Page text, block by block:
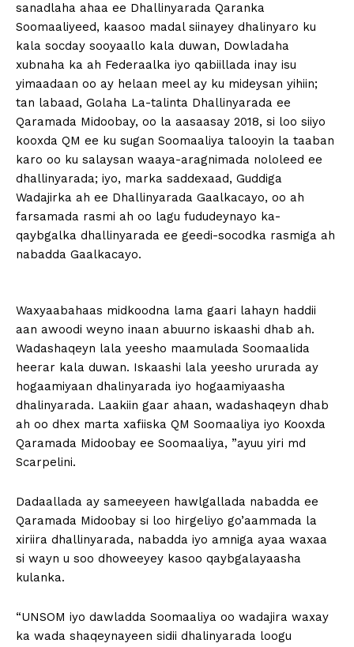
sanadlaha ahaa ee Dhallinyarada Qaranka
Soomaaliyeed, kaasoo madal siinayey dhalinyaro ku
kala socday sooyaallo kala duwan, Dowladaha
xubnaha ka ah Federaalka iyo qabiillada inay isu
yimaadaan oo ay helaan meel ay ku mideysan yihiin;
tan labaad, Golaha La-talinta Dhallinyarada ee
Qaramada Midoobay, oo la aasaasay 2018, si loo siiyo
kooxda QM ee ku sugan Soomaaliya talooyin la taaban
karo oo ku salaysan waaya-aragnimada nololeed ee
dhallinyarada; iyo, marka saddexaad, Guddiga
Wadajirka ah ee Dhallinyarada Gaalkacayo, oo ah
farsamada rasmi ah oo lagu fududeynayo ka-
qaybgalka dhallinyarada ee geedi-socodka rasmiga ah
nabadda Gaalkacayo.
Waxyaabahaas midkoodna lama gaari lahayn haddii
aan awoodi weyno inaan abuurno iskaashi dhab ah.
Wadashaqeyn lala yeesho maamulada Soomaalida
heerar kala duwan. Iskaashi lala yeesho ururada ay
hogaamiyaan dhalinyarada iyo hogaamiyaasha
dhalinyarada. Laakiin gaar ahaan, wadashaqeyn dhab
ah oo dhex marta xafiiska QM Soomaaliya iyo Kooxda
Qaramada Midoobay ee Soomaaliya, ”ayuu yiri md
Scarpelini.
Dadaallada ay sameeyeen hawlgallada nabadda ee
Qaramada Midoobay si loo hirgeliyo go’aammada la
xiriira dhallinyarada, nabadda iyo amniga ayaa waxaa
si wayn u soo dhoweeyey kasoo qaybgalayaasha
kulanka.
“UNSOM iyo dawladda Soomaaliya oo wadajira waxay
ka wada shaqeynayeen sidii dhalinyarada loogu